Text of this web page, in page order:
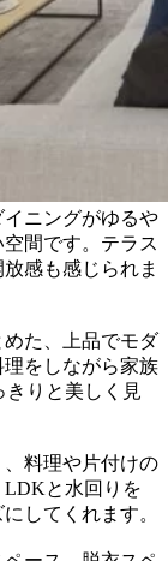
ニングがゆるや
間です。テラス
感も感じられま
た、上品でモダ
をしながら家族
りと美しく見
料理や片付けの
LDKと水回りを
してくれます。